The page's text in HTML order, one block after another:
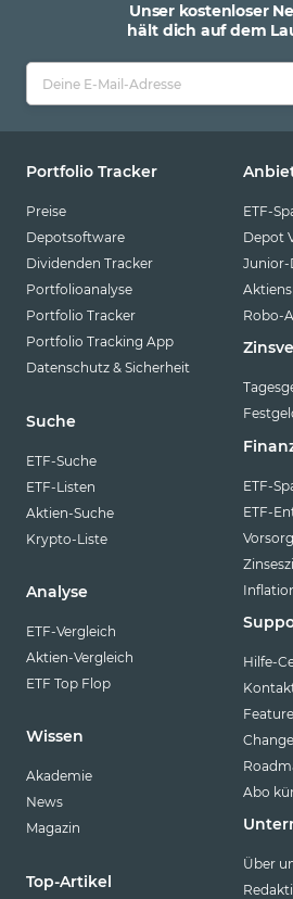
Unser kostenloser
hält dich auf dem
Portfolio Tracker
Preise
Depotsoftware
Dividenden Tracker
Portfolioanalyse
Portfolio Tracker
Portfolio Tracking App
Datenschutz & Sicherheit
Suche
ETF-Suche
ETF-Listen
Aktien-Suche
Krypto-Liste
Analyse
ETF-Vergleich
Aktien-Vergleich
ETF Top Flop
Wissen
Akademie
News
Magazin
Top-Artikel
ETF-
Depot
Junior-
Robo-
ETF-
ETF-
Hilfe-
Abo
Über